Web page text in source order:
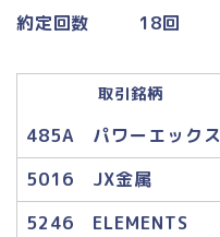
約定回数 18回
取引銘柄
485A パワーエックス
5016 JX金属
5246 ELEMENTS